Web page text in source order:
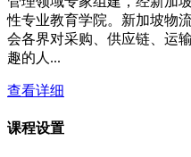
性专业教育学院。新加坡物
会各界对采购、供应链、运
趣的人...
查看详细
课程设置